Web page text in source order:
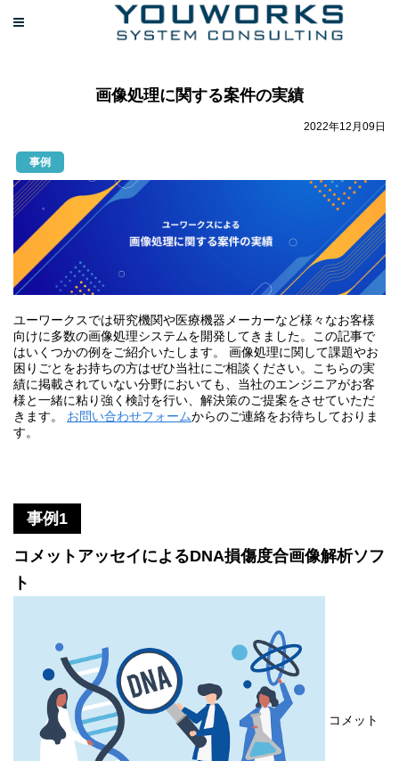
画像処理に関する案件の実績
2022年12月09日
事例
ユーワークスでは研究機関や医療機器メーカーなど様々なお客様
向けに多数の画像処理システムを開発してきました。この記事で
はいくつかの例をご紹介いたします。 画像処理に関して課題やお
困りごとをお持ちの方はぜひ当社にご相談ください。こちらの実
績に掲載されていない分野においても、当社のエンジニアがお客
様と一緒に粘り強く検討を行い、解決策のご提案をさせていただ
きます。 お問い合わせフォームからのご連絡をお待ちしておりま
す。
事例1
コメットアッセイによるDNA損傷度合画像解析ソフ
ト
コメット